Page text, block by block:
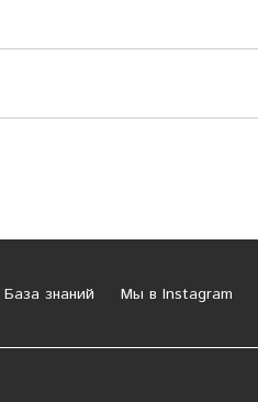
База знаний Мы в Instagram